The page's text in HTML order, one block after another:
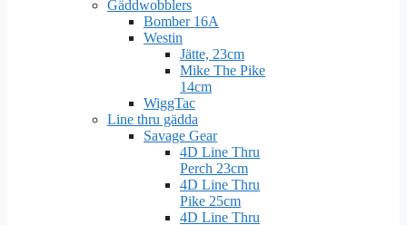
Gäddwobblers
Bomber 16A
Westin
Jätte, 23cm
Mike The Pike
14cm
WiggTac
Line thru gädda
Savage Gear
4D Line Thru
Perch 23cm
4D Line Thru
Pike 25cm
4D Line Thru